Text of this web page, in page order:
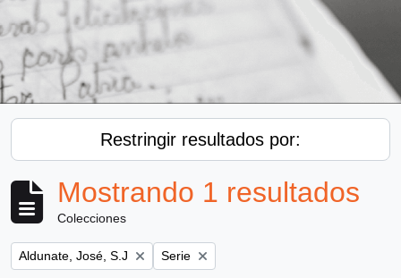
Restringir resultados por:
Mostrando 1 resultados
Colecciones
Remove filter:
Aldunate, José, S.J Remove filter:
Serie